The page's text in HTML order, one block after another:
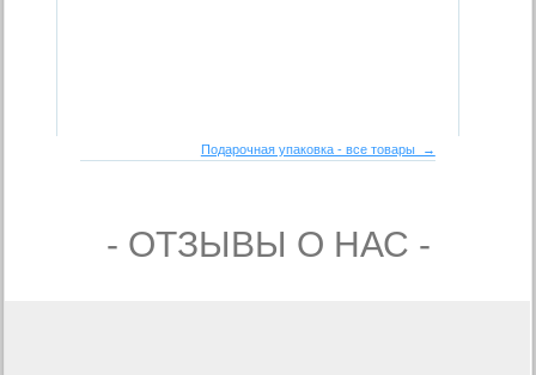
Подарочная упаковка - все товары →
- ОТЗЫВЫ О НАС -